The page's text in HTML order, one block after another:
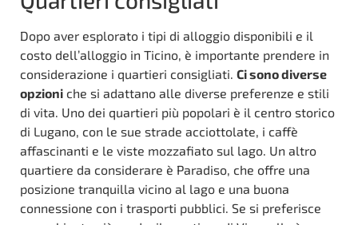
Dopo aver esplorato i tipi di alloggio disponibili e il
costo dell’alloggio in Ticino, è importante prendere in
considerazione i quartieri consigliati. Ci sono diverse
opzioni che si adattano alle diverse preferenze e stili
di vita. Uno dei quartieri più popolari è il centro storico
di Lugano, con le sue strade acciottolate, i caffè
affascinanti e le viste mozzafiato sul lago. Un altro
quartiere da considerare è Paradiso, che offre una
posizione tranquilla vicino al lago e una buona
connessione con i trasporti pubblici. Se si preferisce